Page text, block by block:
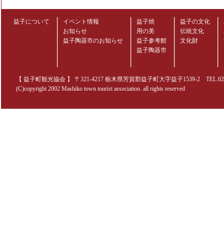
益子について
イベント情報
お知らせ
益子陶器市のお知らせ
益子焼
用の美
益子参考館
益子陶器市
益子の文化
伝統文化
文化財
【 益子町観光協会 】 〒321-4217 栃木県芳賀郡益子町大字益子1539-2
(C)copyright 2002 Mashiko town tourist association. all rights reserved